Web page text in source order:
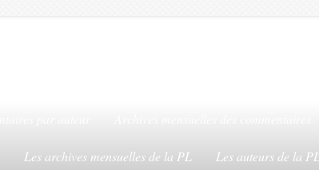
Les archives mensuelles de la PL Les auteurs de la PL